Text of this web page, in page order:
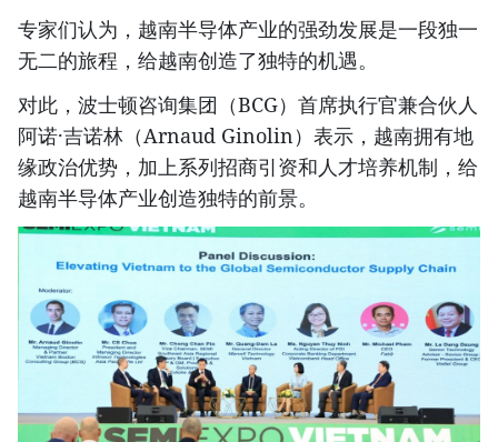
专家们认为，越南半导体产业的强劲发展是一段独一
无二的旅程，给越南创造了独特的机遇。
对此，波士顿咨询集团（BCG）首席执行官兼合伙人
阿诺·吉诺林（Arnaud Ginolin）表示，越南拥有地
缘政治优势，加上系列招商引资和人才培养机制，给
越南半导体产业创造独特的前景。